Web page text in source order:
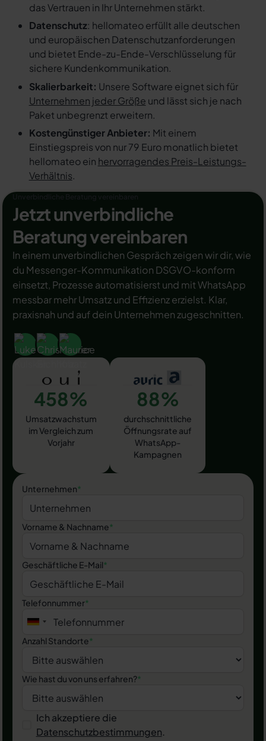
das Vertrauen in Ihr Unternehmen stärkt.
Datenschutz: hellomateo erfüllt alle deutschen
und europäischen Datenschutzanforderungen
und bietet Ende-zu-Ende-Verschlüsselung für
sichere Kundenkommunikation.
Skalierbarkeit: Unsere Software eignet sich für
Unternehmen jeder Größe und lässt sich je nach
Paket unbegrenzt erweitern.
Kostengünstiger Anbieter: Mit einem
Einstiegspreis von nur 79 Euro monatlich bietet
hellomateo ein hervorragendes Preis-Leistungs-
Verhältnis.
Jetzt unverbindliche
Beratung vereinbaren
In einem unverbindlichen Gespräch zeigen wir dir, wie
du Messenger-Kommunikation DSGVO-konform
einsetzt, Prozesse automatisierst und mit WhatsApp
messbar mehr Umsatz und Effizienz erzielst. Klar,
praxisnah und auf dein Unternehmen zugeschnitten.
458%
Umsatzwachstum
im Vergleich zum
Vorjahr
88%
durchschnittliche
Öffnungsrate auf
WhatsApp-
Kampagnen
Unternehmen*
Vorname & Nachname*
Geschäftliche E-Mail*
Telefonnummer*
Anzahl Standorte*
Wie hast du von uns erfahren?*
Ich akzeptiere die
Datenschutzbestimmungen.